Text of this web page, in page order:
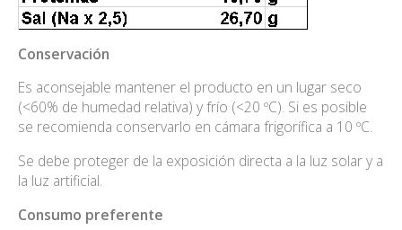
Conservación
Es aconsejable mantener el producto en un lugar seco
(<60% de humedad relativa) y frío (<20 ºC). Si es posible
se recomienda conservarlo en cámara frigorífica a 10 ºC.
Se debe proteger de la exposición directa a la luz solar y a
la luz artificial.
Consumo preferente